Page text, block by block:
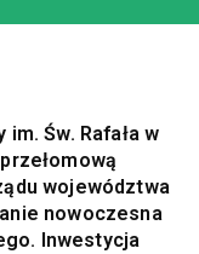
Św. Rafała w
województwa
nowoczesna
Inwestycja